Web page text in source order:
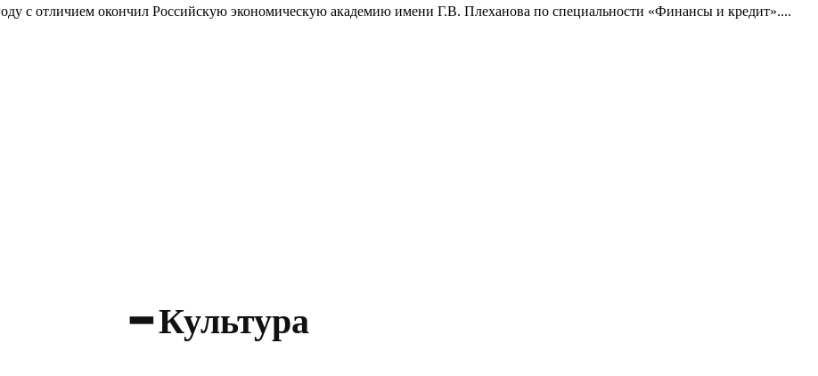
с отличием окончил Российскую экономическую академию имени Г.В. Плеханова по специальности «Финансы и кредит»....
━ Культура